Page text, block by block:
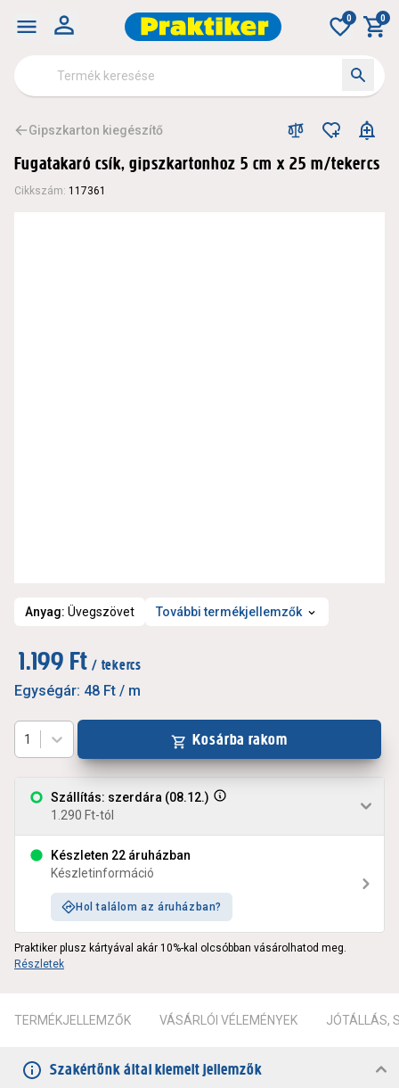
0 0
Gipszkarton kiegészítő
Fugatakaró csík, gipszkartonhoz 5 cm x 25 m/tekercs
Cikkszám: 117361
Anyag: Üvegszövet További termékjellemzők
1.199 Ft / tekercs
Egységár: 48 Ft / m
Szállítás: szerdára (08.12.)
1.290 Ft-tól
Készleten 22 áruházban
Készletinformáció
Hol találom az áruházban?
1 Kosárba rakom
Praktiker plusz kártyával akár 10%-kal olcsóbban vásárolhatod meg.
Részletek
TERMÉKJELLEMZŐK VÁSÁRLÓI VÉLEMÉNYEK JÓTÁLLÁS,
Szakértőnk által kiemelt jellemzők